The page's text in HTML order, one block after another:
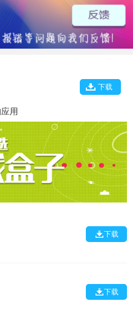
下载
用
下载
下载